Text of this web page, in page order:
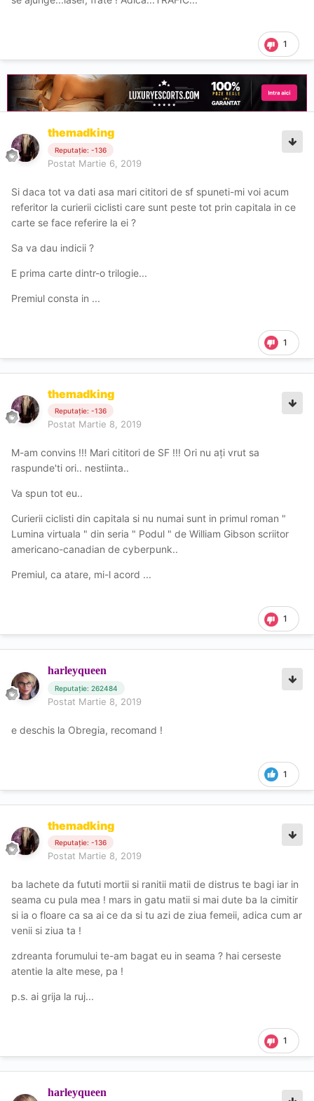
1
themadking
Reputație: -136
Postat Martie 6, 2019
Si daca tot va dati asa mari cititori de sf spuneti-mi voi acum
referitor la curierii ciclisti care sunt peste tot prin capitala in ce
carte se face referire la ei ?
Sa va dau indicii ?
E prima carte dintr-o trilogie...
Premiul consta in ...
1
themadking
Reputație: -136
Postat Martie 8, 2019
M-am convins !!! Mari cititori de SF !!! Ori nu ați vrut sa
raspunde'ti ori.. nestiinta..
Va spun tot eu..
Curierii ciclisti din capitala si nu numai sunt in primul roman "
Lumina virtuala " din seria " Podul " de William Gibson scriitor
americano-canadian de cyberpunk..
Premiul, ca atare, mi-l acord ...
1
harleyqueen
Reputație: 262484
Postat Martie 8, 2019
e deschis la Obregia, recomand !
1
themadking
Reputație: -136
Postat Martie 8, 2019
ba lachete da fututi mortii si ranitii matii de distrus te bagi iar in
seama cu pula mea ! mars in gatu matii si mai dute ba la cimitir
si ia o floare ca sa ai ce da si tu azi de ziua femeii, adica cum ar
venii si ziua ta !
zdreanta forumului te-am bagat eu in seama ? hai cerseste
atentie la alte mese, pa !
p.s. ai grija la ruj...
1
harleyqueen